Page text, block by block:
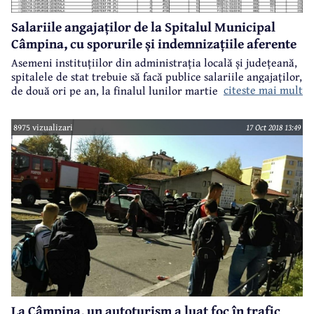
Salariile angajaților de la Spitalul Municipal
Câmpina, cu sporurile și indemnizațiile aferente
Asemeni instituțiilor din administrația locală și județeană,
spitalele de stat trebuie să facă publice salariile angajaților,
de două ori pe an, la finalul lunilor martie și septembrie.
Spitalul Municipal Câmpina, adică salarii de bază (brute),
sporuri, gărzi și indemnizație de hrană, cu precizarea că, în
sistemul sanitar, majorările salariale au intrat în vigoare
începând cu 1 martie 2018.
citeste mai mult
8975 vizualizari 17 Oct 2018 13:49